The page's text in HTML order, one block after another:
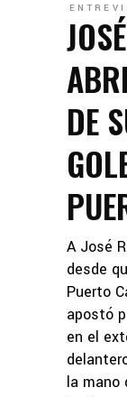
DE
A José
desde
Puerto
apostó
en el
la mano